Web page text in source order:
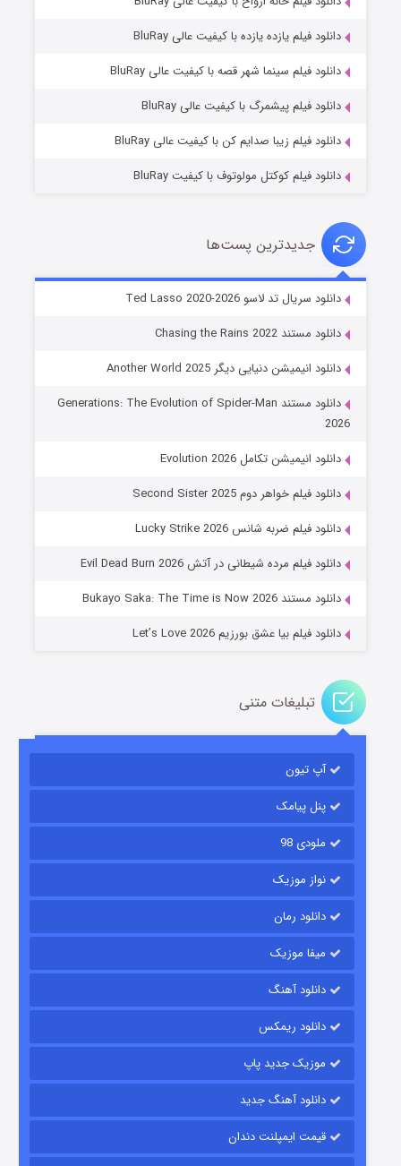
خاندان اژدها فصل ۳
جادوگری در مغولستان
باب اسفنجی فصل ۱۷
قسمت۶ (زیرنویس) منتشر شد
قسمت۱۵ (دوبله) منتشر شد
دانلود فیلم یازده یازده با کیفیت عالی BluRay
دانلود فیلم سینما شهر قصه با کیفیت عالی BluRay
دانلود فیلم پیشمرگ با کیفیت عالی BluRay
دانلود فیلم زیبا صدایم کن با کیفیت عالی BluRay
دانلود فیلم کوکتل مولوتوف با کیفیت BluRay
جدیدترین پست‌ها
دانلود سریال تد لاسو Ted Lasso 2020-2026
دانلود مستند Chasing the Rains 2022
دانلود انیمیشن دنیایی دیگر Another World 2025
دانلود مستند Generations: The Evolution of Spider-Man
2026
دانلود انیمیشن تکامل Evolution 2026
دانلود فیلم خواهر دوم Second Sister 2025
دانلود فیلم ضربه شانس Lucky Strike 2026
دانلود فیلم مرده شیطانی در آتش Evil Dead Burn 2026
دانلود مستند Bukayo Saka: The Time is Now 2026
دانلود فیلم بیا عشق بورزیم Let’s Love 2026
تبلیغات متنی
آپ تیون
پنل پیامک
ملودی 98
نواز موزیک
دانلود رمان
میفا موزیک
دانلود آهنگ
دانلود ریمکس
موزیک جدید پاپ
دانلود آهنگ جدید
قیمت ایمپلنت دندان